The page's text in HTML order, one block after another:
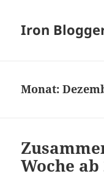
Iron
Monat:
Woche ab